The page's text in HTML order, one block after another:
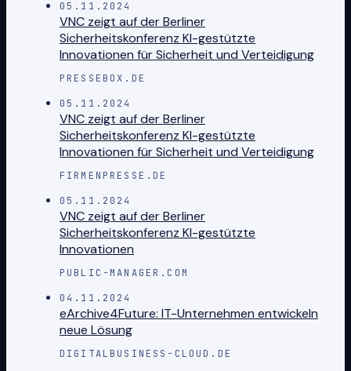
05.11.2024
VNC zeigt auf der Berliner
Sicherheitskonferenz KI-gestützte
Innovationen für Sicherheit und Verteidigung
PRESSEBOX.DE
05.11.2024
VNC zeigt auf der Berliner
Sicherheitskonferenz KI-gestützte
Innovationen für Sicherheit und Verteidigung
FIRMENPRESSE.DE
05.11.2024
VNC zeigt auf der Berliner
Sicherheitskonferenz KI-gestützte
Innovationen
PUBLIC-MANAGER.COM
04.11.2024
eArchive4Future: IT-Unternehmen entwickeln
neue Lösung
DIGITALBUSINESS-CLOUD.DE